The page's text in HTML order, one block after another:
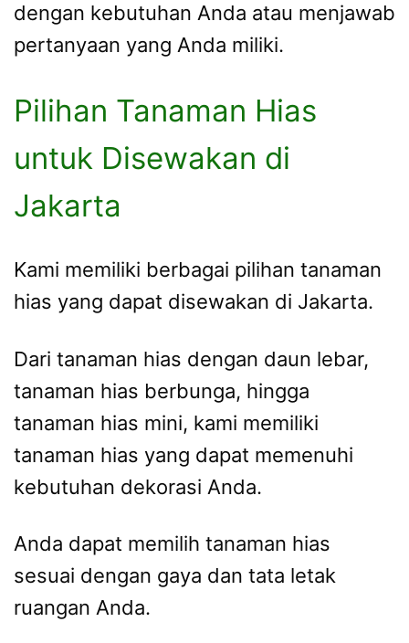
dengan kebutuhan Anda atau menjawab
pertanyaan yang Anda miliki.
Pilihan Tanaman Hias
untuk Disewakan di
Jakarta
Kami memiliki berbagai pilihan tanaman
hias yang dapat disewakan di Jakarta.
Dari tanaman hias dengan daun lebar,
tanaman hias berbunga, hingga
tanaman hias mini, kami memiliki
tanaman hias yang dapat memenuhi
kebutuhan dekorasi Anda.
Anda dapat memilih tanaman hias
sesuai dengan gaya dan tata letak
ruangan Anda.